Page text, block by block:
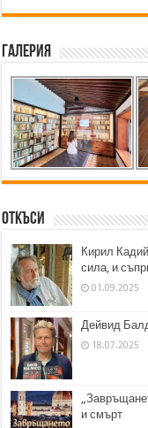
Галерия
Откъси
Кирил
сила, и
01.09.2025
Дейвид
18.07.2025
и смърт